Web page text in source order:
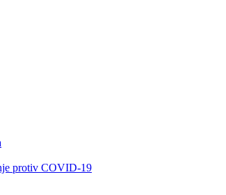
protiv COVID-19